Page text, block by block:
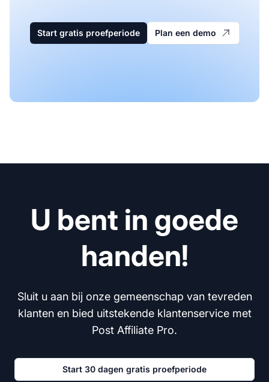
Start gratis proefperiode Plan een demo
U bent in goede
handen!
Sluit u aan bij onze gemeenschap van tevreden
klanten en bied uitstekende klantenservice met
Post Affiliate Pro.
Start 30 dagen gratis proefperiode